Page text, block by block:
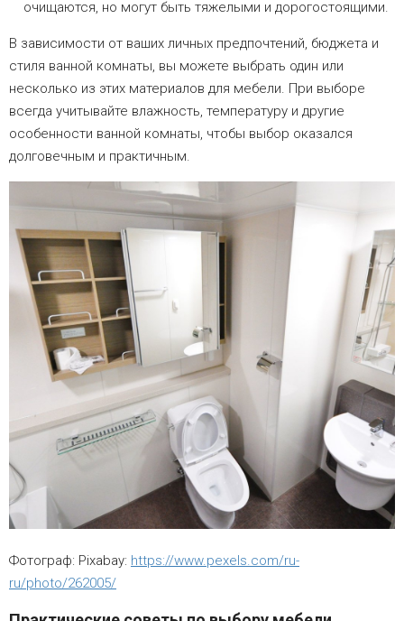
очищаются, но могут быть тяжелыми и дорогостоящими.
В зависимости от ваших личных предпочтений, бюджета и
стиля ванной комнаты, вы можете выбрать один или
несколько из этих материалов для мебели. При выборе
всегда учитывайте влажность, температуру и другие
особенности ванной комнаты, чтобы выбор оказался
долговечным и практичным.
Фотограф: Pixabay: https://www.pexels.com/ru-
ru/photo/262005/